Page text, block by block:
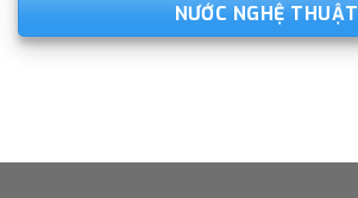
NƯỚC NGHỆ THUẬT